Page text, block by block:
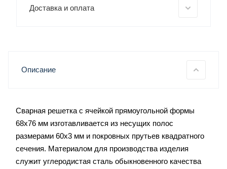
Доставка и оплата
Описание
Сварная решетка с ячейкой прямоугольной формы
68х76 мм изготавливается из несущих полос
размерами 60х3 мм и покровных прутьев квадратного
сечения. Материалом для производства изделия
служит углеродистая сталь обыкновенного качества